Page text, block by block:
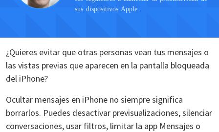
sus dispositivos Apple.
¿Quieres evitar que otras personas vean tus mensajes o
las vistas previas que aparecen en la pantalla bloqueada
del iPhone?
Ocultar mensajes en iPhone no siempre significa
borrarlos. Puedes desactivar previsualizaciones, silenciar
conversaciones, usar filtros, limitar la app Mensajes o